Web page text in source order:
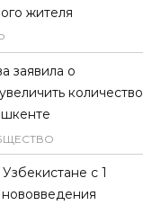
жителя
заявила о
количество
с 1
нововведения